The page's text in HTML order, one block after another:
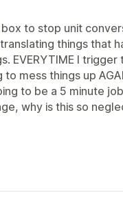
to stop unit
things that
EVERYTIME I trigger
mess things up
to be a 5 minute
why is this so